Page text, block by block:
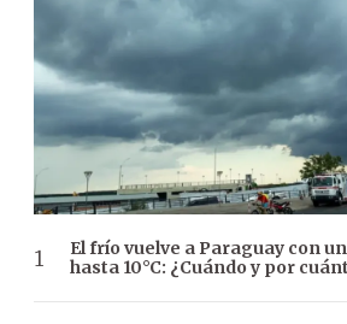
El frío vuelve a Paraguay con
hasta 10°C: ¿Cuándo y por